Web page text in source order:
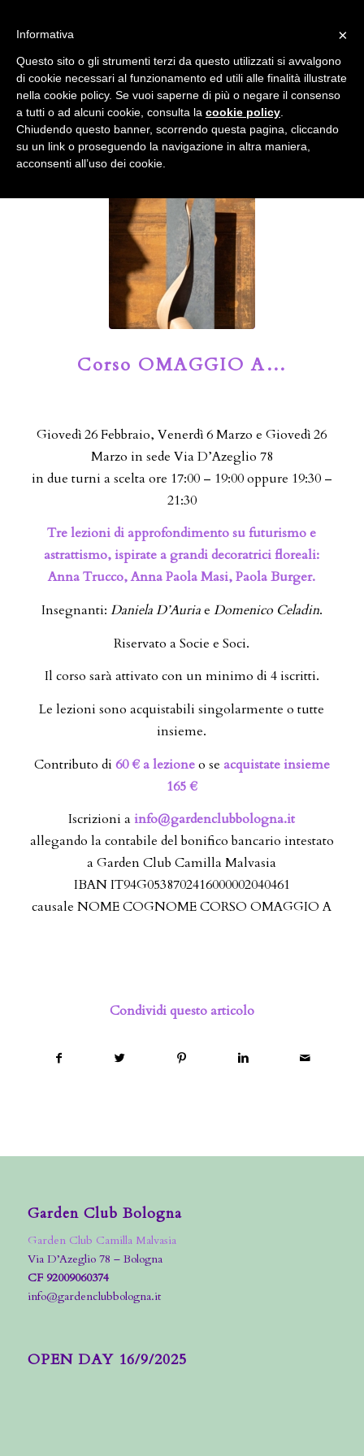
Il Blog del Garden Club di Bologna
Corso OMAGGIO A…
Giovedì 26 Febbraio, Venerdì 6 Marzo e Giovedì 26
Marzo in sede Via D’Azeglio 78
in due turni a scelta ore 17:00 – 19:00 oppure 19:30 –
21:30
Tre lezioni di approfondimento su futurismo e
astrattismo, ispirate a grandi decoratrici floreali:
Anna Trucco, Anna Paola Masi, Paola Burger.
Insegnanti: Daniela D’Auriae Domenico Celadin.
Riservato a Socie e Soci.
Il corso sarà attivato con un minimo di 4 iscritti.
Le lezioni sono acquistabili singolarmente o tutte
insieme.
Contributo di 60 €a lezioneo se acquistate insieme
165 €
Iscrizioni ainfo@gardenclubbologna.it
allegando la contabile del bonifico bancario intestato
a Garden Club Camilla Malvasia
IBAN IT94G0538702416000002040461
causale NOME COGNOME CORSO OMAGGIO A
Condividi questo articolo
Garden Club Bologna
Garden Club Camilla Malvasia
Via D’Azeglio 78 – Bologna
CF 92009060374
info@gardenclubbologna.it
OPEN DAY 16/9/2025
accetta l'uso dei cookies previsto nella pagina dedicata.
Fai clic per abilitare/disabilitare il tracciamento di
Google Analytics.
OK Privacy e cookie policy
×
Informativa
Questo sito o gli strumenti terzi da questo utilizzati si avvalgono
di cookie necessari al funzionamento ed utili alle finalità illustrate
nella cookie policy. Se vuoi saperne di più o negare il consenso
a tutti o ad alcuni cookie, consulta la cookie policy
Chiudendo questo banner, scorrendo questa pagina, cliccando
su un link o proseguendo la navigazione in altra maniera,
acconsenti all’uso dei cookie.